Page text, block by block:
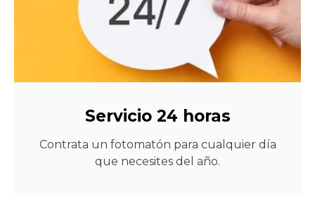
Servicio 24 horas
Contrata un fotomatón para cualquier día
que necesites del año.